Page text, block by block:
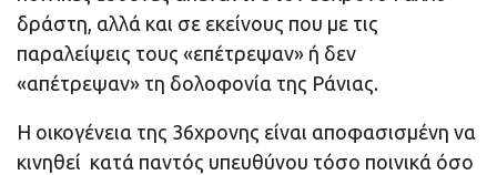
δράστη, αλλά και σε εκείνους που με τις
παραλείψεις τους «επέτρεψαν» ή δεν
«απέτρεψαν» τη δολοφονία της Ράνιας.
Η οικογένεια της 36χρονης είναι αποφασισμένη να
κινηθεί κατά παντός υπευθύνου τόσο ποινικά όσο